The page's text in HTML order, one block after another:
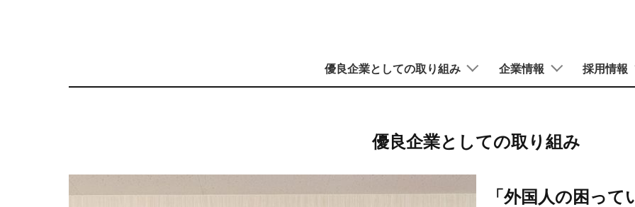
優良企業としての取り組み 企業情報 採用情報
優良企業としての取り組み
「外国人の困っ